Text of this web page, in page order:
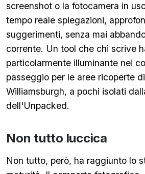
screenshot o la fotocamera in
tempo reale spiegazioni,
suggerimenti, senza mai
corrente. Un tool che chi scrive
particolarmente illuminante nei
passeggio per le aree ricoperte
Williamsburgh, a pochi isolati
dell'Unpacked.
Non tutto luccica
Non tutto, però, ha raggiunto lo